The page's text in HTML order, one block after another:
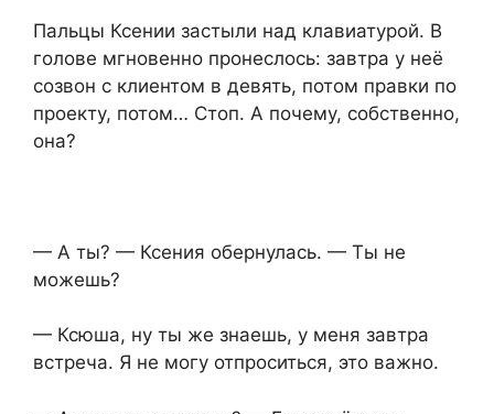
Пальцы Ксении застыли над клавиатурой. В
голове мгновенно пронеслось: завтра у неё
созвон с клиентом в девять, потом правки по
проекту, потом… Стоп. А почему, собственно,
она?
— А ты? — Ксения обернулась. — Ты не
можешь?
— Ксюша, ну ты же знаешь, у меня завтра
встреча. Я не могу отпроситься, это важно.